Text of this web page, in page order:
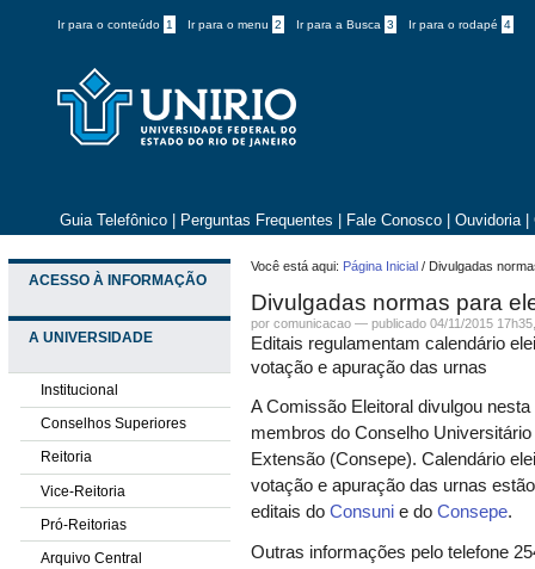
Ir para o conteúdo 1 Ir para o menu 2 Ir para a Busca 3 Ir para o rodapé 4
Guia Telefônico Perguntas Frequentes Fale Conosco Ouvidoria
ACESSO À INFORMAÇÃO
A UNIVERSIDADE
Institucional
Conselhos Superiores
Reitoria
Vice-Reitoria
Pró-Reitorias
Arquivo Central
Você está aqui: Página Inicial / Divulgadas
Divulgadas normas para
por comunicacao —publicado 04/11/2015
Editais regulamentam calendário
votação e apuração das urnas
A Comissão Eleitoral divulgou
membros do Conselho
Extensão (Consepe). Calendário
votação e apuração das urnas
editais doConsuni e doConsepe.
Outras informações pelo telefone